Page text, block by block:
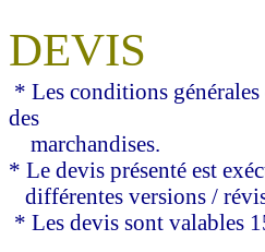
DEVIS
* Les conditions
des
marchandises.
* Le devis présenté est
différentes versions /
* Les devis sont